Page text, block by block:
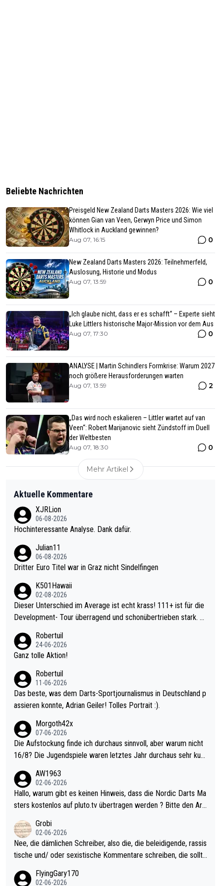
Beliebte Nachrichten
Preisgeld New Zealand Darts Masters 2026: Wie viel
können Gian van Veen, Gerwyn Price und Simon
Whitlock in Auckland gewinnen?
Aug 07, 16:15 0
New Zealand Darts Masters 2026: Teilnehmerfeld,
Auslosung, Historie und Modus
Aug 07, 13:59 0
„Ich glaube nicht, dass er es schafft“ – Experte sieht
Luke Littlers historische Major-Mission vor dem Aus
Aug 07, 17:30 0
ANALYSE | Martin Schindlers Formkrise: Warum 2027
noch größere Herausforderungen warten
Aug 07, 13:59 2
„Das wird noch eskalieren – Littler wartet auf van
Veen“: Robert Marijanovic sieht Zündstoff im Duell
der Weltbesten
Aug 07, 18:30 0
Mehr Artikel
Aktuelle Kommentare
XJRLion
06-08-2026
Hochinteressante Analyse. Dank dafür.
Julian11
06-08-2026
Dritter Euro Titel war in Graz nicht Sindelfingen
K501Hawaii
02-08-2026
Dieser Unterschied im Average ist echt krass! 111+ ist für die
Development- Tour überragend und schonübertrieben stark. U
mal 40+ erst recht. Da gewinnst keinen Blumentopf - ist ja noc
h krasser wie ein Pokalspiel eines Kreisligisten vs einem Bund
Robertuil
24-06-2026
Ganz tolle Aktion!
Robertuil
11-06-2026
Das beste, was dem Darts-Sportjournalismus in Deutschland p
assieren konnte, Adrian Geiler! Tolles Portrait :).
Morgoth42x
07-06-2026
Die Aufstockung finde ich durchaus sinnvoll, aber warum nicht
16/8? Die Jugendspiele waren letztes Jahr durchaus sehr kurz
Allerdings ist Mitchell Lawrie als Nummer 1 der Welt eh qualifi
ziert. Somit ändert die automatische Qualifikation des Weltmei
sters erstmal nichts. Ich denke sie wollen damit für nächstes J
ohl wenig WDF Turniere spielen. Dies war bei Archie Self letzt
es Jahr der Fall. Er musste als amtierender Weltmeister durch
den Qualifier und ich glaube kaum, dass Mitchel sich das (in Ve
el hat.
AW1963
02-06-2026
Hallo, warum gibt es keinen Hinweis, dass die Nordic Darts Ma
sters kostenlos auf pluto.tv übertragen werden ? Bitte den Arti
Grobi
02-06-2026
Nee, die dämlichen Schreiber, also die, die beleidigende, rassis
tische und/ oder sexistische Kommentare schreiben, die sollte
s Leben in den Griff kriegen. Nur eins wundert mich: Luke Little
FlyingGary170
02-06-2026